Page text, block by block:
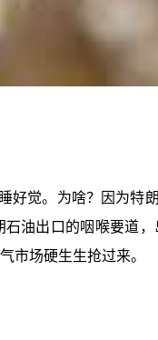
好觉。为啥？因为
油出口的咽喉要道
市场硬生生抢过来。